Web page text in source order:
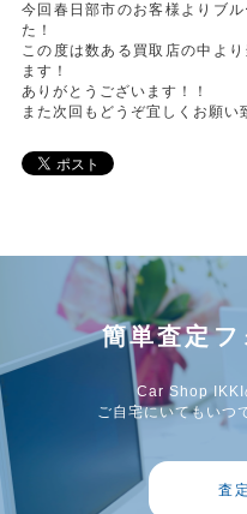
今回春日部市のお客様よりブ
た！
この度は数ある買取店の中よ
ます！
ありがとうございます！！
また次回もどうぞ宜しくお願い
簡単査定フ
Car Shop IKKI
ご自宅にいてもいつ
査